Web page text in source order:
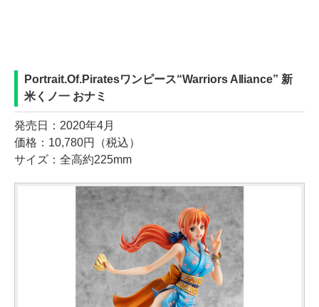
Portrait.Of.Piratesワンピース“Warriors Alliance” 新
米くノ一 おナミ
発売日：2020年4月
価格：10,780円（税込）
サイズ：全高約225mm